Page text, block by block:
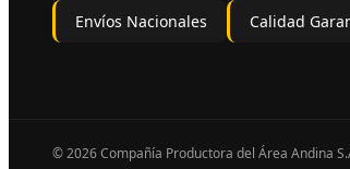
Envíos Nacionales Calidad
© 2026 Compañía Productora del Área Andina